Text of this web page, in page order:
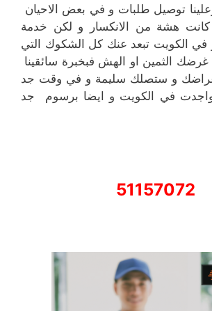
توصيل طلبات و في بعض الاحيان
كانت هشة من الانكسار و لكن خدمة
في الكويت تبعد عنك كل الشكوك التي
غرضك الثمين او الهش فبخبرة سائقينا
و ستصلك سليمة و في وقت جد
في الكويت و ايضا برسوم جد
51157072